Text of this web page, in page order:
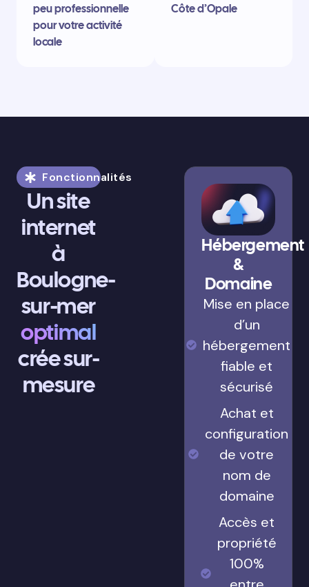
peu professionnelle
pour votre activité
locale
Côte d’Opale
Fonctionnalités
Un site
internet
à
Boulogne-
sur-mer
optimal
crée sur-
mesure
Hébergement
&
Domaine
Mise en place
d’un
hébergement
fiable et
sécurisé
Achat et
configuration
de votre
nom de
domaine
Accès et
propriété
100%